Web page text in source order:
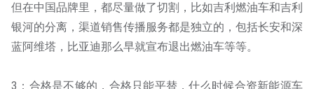
但在中国品牌里，都尽量做了切割，比如吉利燃油车和吉利
银河的分离，渠道销售传播服务都是独立的，包括长安和深
蓝阿维塔，比亚迪那么早就宣布退出燃油车等等。
3：合格是不够的，合格只能平替，什么时候合资新能源车